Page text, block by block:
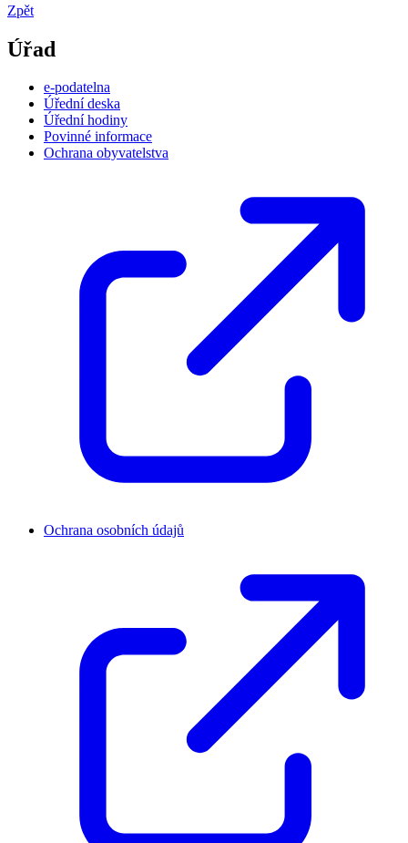
Zpět
Úřad
e-podatelna
Úřední deska
Úřední hodiny
Povinné informace
Ochrana obyvatelstva
Ochrana osobních údajů